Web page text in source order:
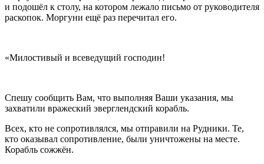
и подошёл к столу, на котором лежало письмо от руководителя
раскопок. Моргуни ещё раз перечитал его.
«Милостивый и всеведущий господин!
Спешу сообщить Вам, что выполняя Ваши указания, мы
захватили вражеский эверглендский корабль.
Всех, кто не сопротивлялся, мы отправили на Рудники. Те,
кто оказывал сопротивление, были уничтожены на месте.
Корабль сожжён.